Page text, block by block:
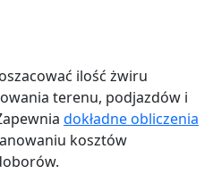
ilość żwiru
terenu, podjazdów i
dokładne obliczenia
kosztów